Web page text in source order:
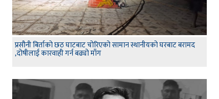
प्रसौनी बिर्ताको छठ घाटबाट चोरिएको सामान स्थानीयको घरबाट बरामद
,दोषीलाई कारवाही गर्न बढ्यो माँग